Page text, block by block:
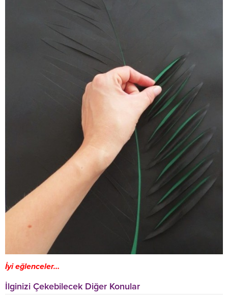
İyi eğlenceler…
İlginizi Çekebilecek Diğer Konular